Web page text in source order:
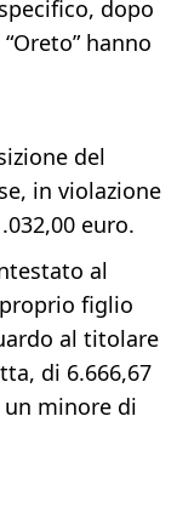
dopo
hanno
del
in violazione
euro.
al
figlio
al titolare
di 6.666,67
un minore di